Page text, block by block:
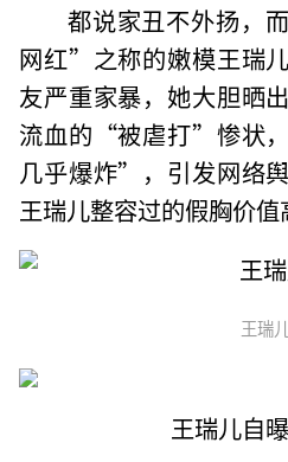
都说家丑不外扬，
网红”之称的嫩模王瑞
友严重家暴，她大胆晒
流血的“被虐打”惨状
几乎爆炸”，引发网络
王瑞儿整容过的假胸价值
王瑞
王瑞儿自